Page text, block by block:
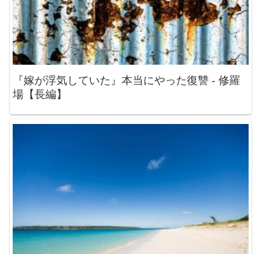
『嫁が浮気していた』本当にやった復讐 - 修羅
場【長編】